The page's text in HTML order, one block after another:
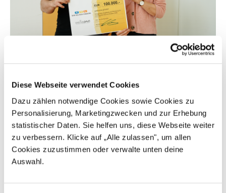
Diese Webseite verwendet Cookies
Dazu zählen notwendige Cookies sowie Cookies zu
Personalisierung, Marketingzwecken und zur Erhebung
statistischer Daten. Sie helfen uns, diese Webseite weiter
zu verbessern. Klicke auf „Alle zulassen", um allen
Cookies zuzustimmen oder verwalte unten deine
Auswahl.
100.000 Euro von der Stiftung RTL und
Pampers für Frühchen-Familien
Wenn ein Kind zu früh geboren wird, brauchen Eltern
besondere Fürsorge und Entlastung. Dank der
„Stiftung RTL – Wir helfen Kindern e.V.“ in Kooperation
mit Pampers kann wellcome gezielt dort helfen, wo
Unterstützung am dringendsten gebraucht wird.